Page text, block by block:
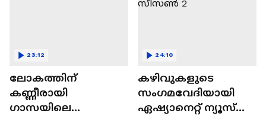
ലോകത്തിന്
കണ്ണീരായി
ഗാസയിലെ
23:12
കഴിവുകളുടെ
സംഗമവേദിയായി
ഏഷ്യാനെറ്റ് ന്യൂസ്
24:10